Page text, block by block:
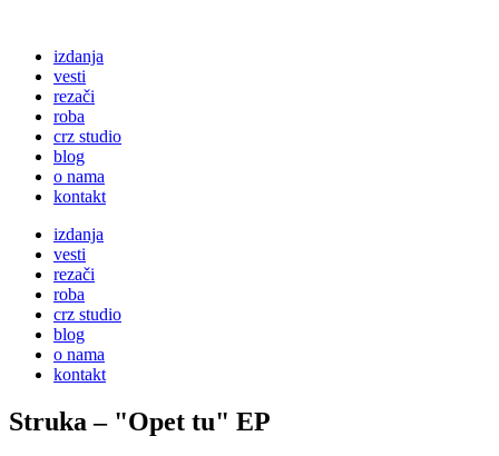
izdanja
vesti
rezači
roba
crz studio
blog
o nama
kontakt
izdanja
vesti
rezači
roba
crz studio
blog
o nama
kontakt
Struka – "Opet tu" EP